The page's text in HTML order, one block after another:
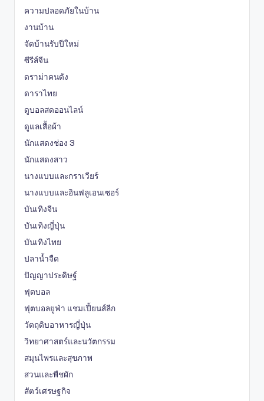
ความปลอดภัยในบ้าน
งานบ้าน
จัดบ้านรับปีใหม่
ซีรีส์จีน
ดราม่าคนดัง
ดาราไทย
ดูบอลสดออนไลน์
ดูแลเสื้อผ้า
นักแสดงช่อง 3
นักแสดงสาว
นางแบบและกราเวียร์
นางแบบและอินฟลูเอนเซอร์
บันเทิงจีน
บันเทิงญี่ปุ่น
บันเทิงไทย
ปลาน้ำจืด
ปัญญาประดิษฐ์
ฟุตบอล
ฟุตบอลยูฟ่า แชมเปี้ยนส์ลีก
วัตถุดิบอาหารญี่ปุ่น
วิทยาศาสตร์และนวัตกรรม
สมุนไพรและสุขภาพ
สวนและพืชผัก
สัตว์เศรษฐกิจ